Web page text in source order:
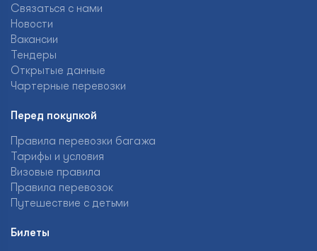
Связаться с нами
Новости
Вакансии
Тендеры
Открытые данные
Чартерные перевозки
Перед покупкой
Правила перевозки багажа
Тарифы и условия
Визовые правила
Правила перевозок
Путешествие с детьми
Билеты